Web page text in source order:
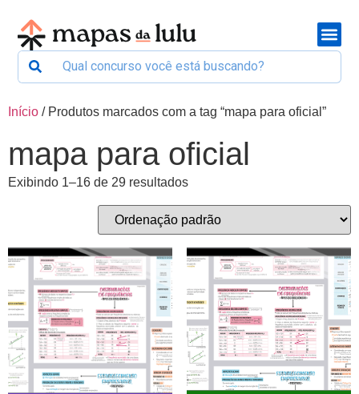
Início / Produtos marcados com a tag “mapa para oficial”
mapa para oficial
Exibindo 1–16 de 29 resultados